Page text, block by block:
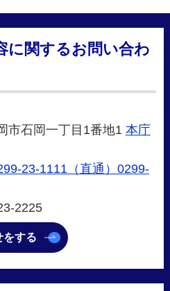
に関するお問い合わ
市石岡一丁目1番地1 本庁
23-1111（直通）0299-
2225
をする